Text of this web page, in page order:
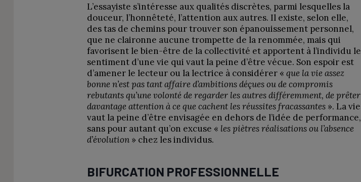
L’essayiste s’intéresse aux qualités discrètes, parmi lesquelles la
douceur, l’honnêteté, l’attention aux autres. Il existe, selon elle,
des tas de chemins pour trouver son épanouissement personnel,
que ne claironne aucune trompette de la renommée, mais qui
favorisent le bien-être de la collectivité et apportent à l’individu le
sentiment d’une vie qui vaut la peine d’être vécue. Son espoir est
d’amener le lecteur ou la lectrice à considérer « que la vie assez
bonne n’est pas tant affaire d’ambitions déçues ou de compromis
rebutants qu’une volonté de regarder les autres différemment, de prêter
davantage attention à ce que cachent les réussites fracassantes ». La vie
vaut la peine d’être envisagée en dehors de l’idée de performance,
sans pour autant qu’on excuse « les piètres réalisations ou l’absence
d’évolution » chez les individus.
BIFURCATION PROFESSIONNELLE